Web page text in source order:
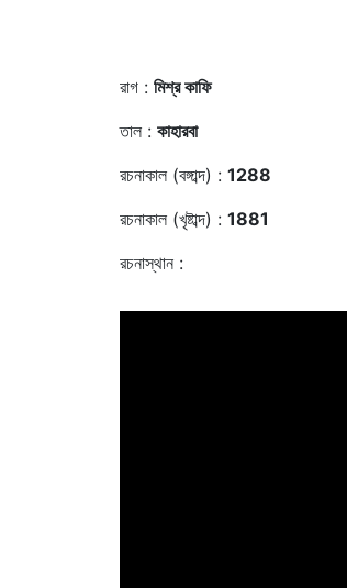
রাগ : মিশ্র কাফি
তাল : কাহারবা
রচনাকাল (বঙ্গাব্দ) : 1288
রচনাকাল (খৃষ্টাব্দ) : 1881
রচনাস্থান :